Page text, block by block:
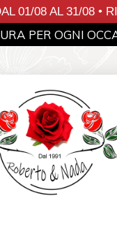
01/08 AL 31/08 •
PER OGNI